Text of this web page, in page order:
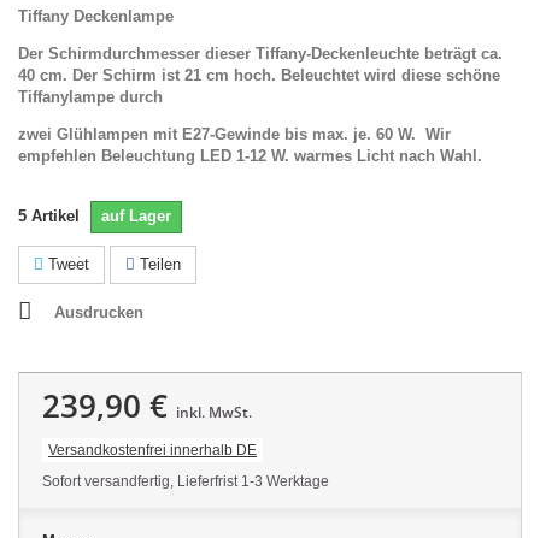
Tiffany Deckenlampe
Der Schirmdurchmesser dieser Tiffany-Deckenleuchte beträgt ca.
40 cm. Der Schirm ist 21 cm hoch. Beleuchtet wird diese schöne
Tiffanylampe durch
zwei Glühlampen mit E27-Gewinde bis max. je. 60 W. Wir
empfehlen Beleuchtung LED 1-12 W. warmes Licht nach Wahl.
5 Artikel auf Lager
Tweet Teilen
Ausdrucken
239,90 € inkl. MwSt.
Versandkostenfrei innerhalb DE
Sofort versandfertig, Lieferfrist 1-3 Werktage